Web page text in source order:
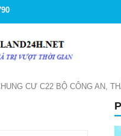
CƯ C22 BỘ CÔNG AN,